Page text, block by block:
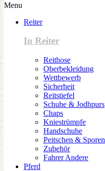
Menu
Reiter
In Reiter
Reithose
Oberbekleidung
Wettbewerb
Sicherheit
Reitstiefel
Schuhe & Jodhpurs
Chaps
Kniestrümpfe
Handschuhe
Peitschen & Sporen
Zubehör
Fahrer Andere
Pferd